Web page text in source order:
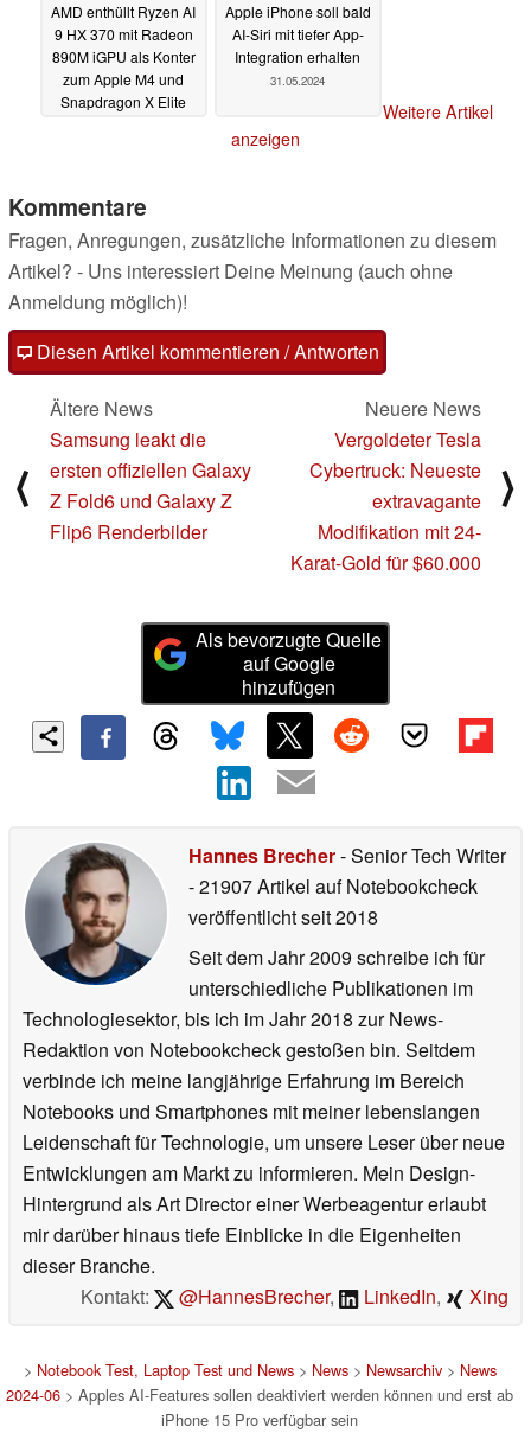
AMD enthüllt Ryzen AI
9 HX 370 mit Radeon
890M iGPU als Konter
zum Apple M4 und
Snapdragon X Elite
Apple iPhone soll bald
AI-Siri mit tiefer App-
Integration erhalten
31.05.2024
Weitere Artikel
anzeigen
Kommentare
Fragen, Anregungen, zusätzliche Informationen zu diesem
Artikel? - Uns interessiert Deine Meinung (auch ohne
Anmeldung möglich)!
Diesen Artikel kommentieren / Antworten
⟨
Ältere News
Samsung leakt die
ersten offiziellen Galaxy
Z Fold6 und Galaxy Z
Flip6 Renderbilder
Neuere News
Vergoldeter Tesla
Cybertruck: Neueste
extravagante
Modifikation mit 24-
Karat-Gold für $60.000
⟩
Als bevorzugte Quelle
auf Google
hinzufügen
Hannes Brecher- Senior Tech Writer
- 21907 Artikel auf Notebookcheck
veröffentlichtseit 2018
Seit dem Jahr 2009 schreibe ich für
unterschiedliche Publikationen im
Technologiesektor, bis ich im Jahr 2018 zur News-
Redaktion von Notebookcheck gestoßen bin. Seitdem
verbinde ich meine langjährige Erfahrung im Bereich
Notebooks und Smartphones mit meiner lebenslangen
Leidenschaft für Technologie, um unsere Leser über neue
Entwicklungen am Markt zu informieren. Mein Design-
Hintergrund als Art Director einer Werbeagentur erlaubt
mir darüber hinaus tiefe Einblicke in die Eigenheiten
dieser Branche.
Kontakt:
@HannesBrecher, LinkedIn, Xing
> Notebook Test, Laptop Test und News> News> Newsarchiv> News
2024-06 > Apples AI-Features sollen deaktiviert werden können und erst ab
iPhone 15 Pro verfügbar sein